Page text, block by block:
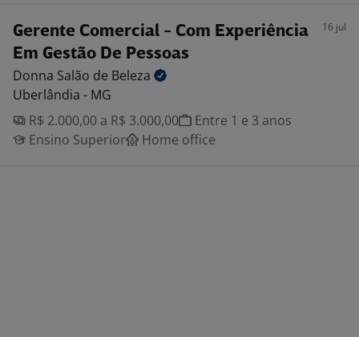
Gerente Comercial - Com Experiência
Em Gestão De Pessoas
16 jul
Donna Salão de Beleza
Uberlândia - MG
R$ 2.000,00 a R$ 3.000,00
Entre 1 e 3 anos
Ensino Superior
Home office